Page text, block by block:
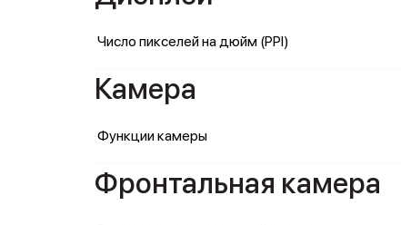
Число пикселей на дюйм (PPI)
Камера
Функции камеры
Фронтальная камера